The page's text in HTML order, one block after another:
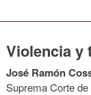
Violencia y
José Ramón
Suprema Corte